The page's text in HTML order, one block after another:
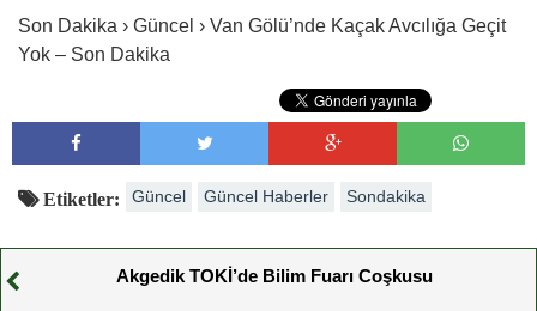
Son Dakika › Güncel › Van Gölü’nde Kaçak Avcılığa Geçit
Yok – Son Dakika
Etiketler: Güncel Güncel Haberler Sondakika
Akgedik TOKİ’de Bilim Fuarı Coşkusu